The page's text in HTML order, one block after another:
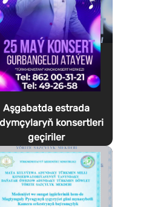
Aşgabatda estrada
konsertleri
geçiriler